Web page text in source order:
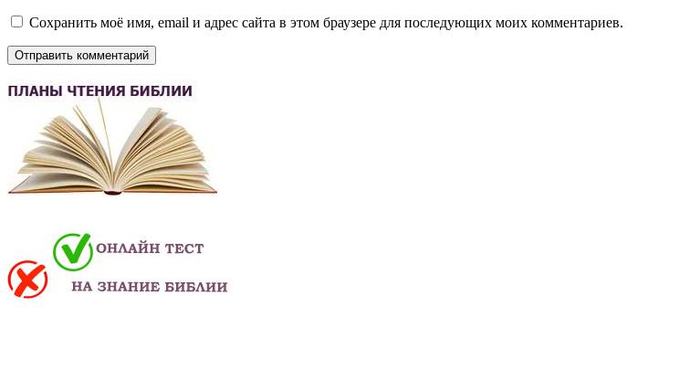
Сохранить моё имя, email и адрес сайта в этом браузере для последующих моих комментариев.